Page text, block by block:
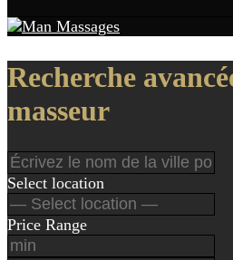
Recherche
masseur
Select location
Price Range